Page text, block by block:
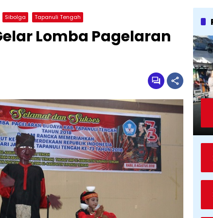
Sibolga Tapanuli Tengah
Lomba Pagelaran